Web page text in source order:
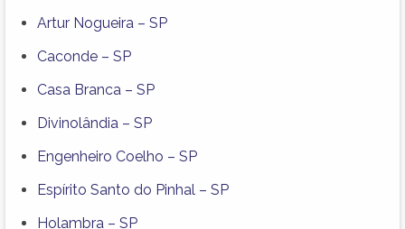
Artur Nogueira – SP
Caconde – SP
Casa Branca – SP
Divinolândia – SP
Engenheiro Coelho – SP
Espírito Santo do Pinhal – SP
Holambra – SP